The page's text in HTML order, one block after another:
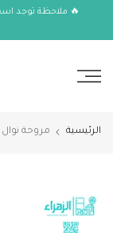
الانتقال🔥 ملاحظة توجد
الرئيسية مروحة نوال جداري